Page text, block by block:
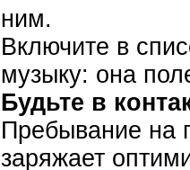
ним.
Включите в
музыку: она
Будьте в
Пребывание на
заряжает